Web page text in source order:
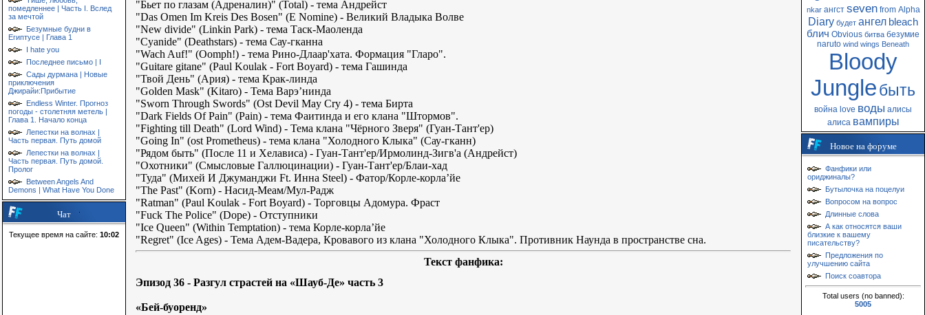
помедленнее | Часть I. Вслед
за мечтой
Безумные будни в
Египтусе | Глава 1
I hate you
Последнее письмо | I
Сады дурмана | Новые
приключения
Джирайи:Прибытие
Endless Winter. Прогноз
погоды - столетняя метель |
Глава 1. Начало конца
Лепестки на волнах |
Часть первая. Путь домой
Лепестки на волнах |
Часть первая. Путь домой.
Пролог
Between Angels And
Demons | What Have You Done
Чат
Текущее время на сайте: 10:02
"Бьет по глазам (Адреналин)" (Total) - тема Андрейст
"Das Omen Im Kreis Des Bosen" (E Nomine) - Великий Владыка Волве
"New divide" (Linkin Park) - тема Таск-Маоленда
"Cyanide" (Deathstars) - тема Сау-гканна
"Wach Auf!" (Oomph!) - тема Рино-Длаар'хата. Формация "Гларо".
"Guitare gitane" (Paul Koulak - Fort Boyard) - тема Гашинда
"Твой День" (Ария) - тема Крак-линда
"Golden Mask" (Kitaro) - Тема Варэ’нинда
"Sworn Through Swords" (Ost Devil May Cry 4) - тема Бирта
"Dark Fields Of Pain" (Pain) - тема Фаитинда и его клана "Штормов".
"Fighting till Death" (Lord Wind) - Тема клана "Чёрного Зверя" (Гуан-Тант'ер)
"Going In" (ost Prometheus) - тема клана "Холодного Клыка" (Сау-гканн)
"Рядом быть" (После 11 и Хелависа) - Гуан-Тант'ер/Ирмолинд-Зигв'а (Андрейст)
"Охотники" (Смысловые Галлюцинации) - Гуан-Тант'ер/Блаи-хад
"Туда" (Михей И Джуманджи Ft. Инна Steel) - Фатор/Корле-корла’йе
"The Past" (Korn) - Насид-Меам/Мул-Радж
"Ratman" (Paul Koulak - Fort Boyard) - Торговцы Адомура. Фраст
"Fuck The Police" (Dope) - Отступники
"Ice Queen" (Within Temptation) - тема Корле-корла’йе
"Regret" (Ice Ages) - Тема Адем-Вадера, Кровавого из клана "Холодного Клыка". Противник Наунда в пространстве сна.
Текст фанфика:
Эпизод 36 - Разгул страстей на «Шауб-Де» часть 3
«Бей-буоренд»
nkar ангст seven from Alpha
Diary будет ангел bleach
блич Obvious битва безумие
naruto wind wings Beneath
Bloody
Jungleбыть
война love воды алисы
алиса вампиры
Новое на форуме
Фанфики или
ориджиналы?
Бутылочка на поцелуи
Вопросом на вопрос
Длинные слова
А как относятся ваши
близкие к вашему
писательству?
Предложения по
улучшению сайта
Поиск соавтора
Total users (no banned):
5005